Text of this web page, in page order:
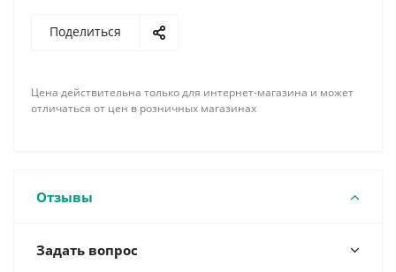
Поделиться
Цена действительна только для интернет-магазина и может
отличаться от цен в розничных магазинах
Отзывы
Задать вопрос